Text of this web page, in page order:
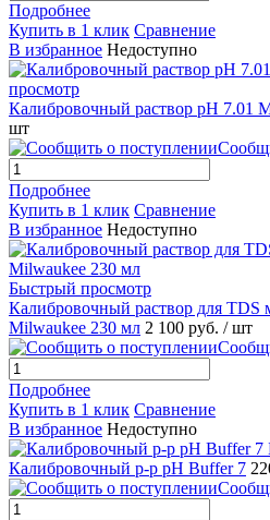
Подробнее
Купить в 1 клик Сравнение
В избранное Недоступно
просмотр
Калибровочный раствор pH 7.01
шт
Подробнее
Купить в 1 клик Сравнение
В избранное Недоступно
Быстрый просмотр
Калибровочный раствор для TDS
Milwaukee 230 мл 2 100 руб. / шт
Подробнее
Купить в 1 клик Сравнение
В избранное Недоступно
Калибровочный р-р pH Buffer 7